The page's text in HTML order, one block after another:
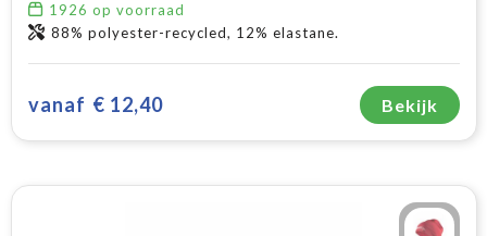
1926 op voorraad
88% polyester-recycled, 12% elastane.
vanaf € 12,40 Bekijk